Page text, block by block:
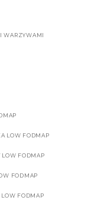
WARZYWAMI
LOW FODMAP
LOW FODMAP
FODMAP
FODMAP